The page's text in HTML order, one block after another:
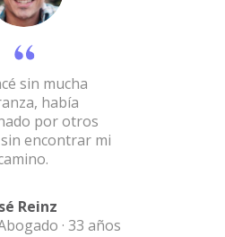
sin mucha
había
por otros
encontrar mi
Reinz
· 33 años